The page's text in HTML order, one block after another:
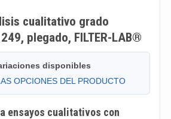
cualitativo grado
plegado, FILTER-LAB®
disponibles
OPCIONES DEL PRODUCTO
ensayos cualitativos con